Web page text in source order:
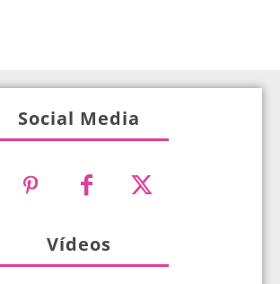
Social Media
Vídeos